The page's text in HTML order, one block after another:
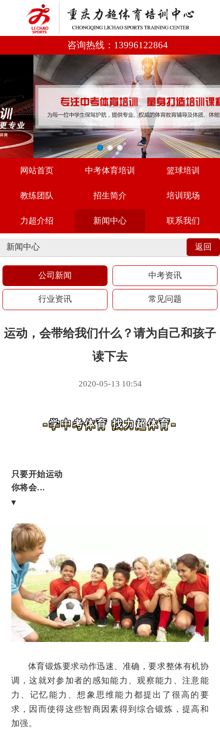
咨询热线： 13996122864
网站首页 中考体育培训 篮球培训
教练团队 招生简介 培训现场
力超介绍 新闻中心 联系我们
返回
新闻中心
公司新闻 中考资讯
行业资讯 常见问题
运动，会带给我们什么？请为自己和孩子
读下去
2020-05-13 10:54
-学中考体育 找力超体育-
只要开始运动
你将会...
▾
体育锻炼要求动作迅速、准确，要求整体有机协
调，这就对参加者的感知能力、观察能力、注意能
力、记忆能力、想象思维能力都提出了很高的要
求，因而使得这些智商因素得到综合锻炼，提高和
加强。